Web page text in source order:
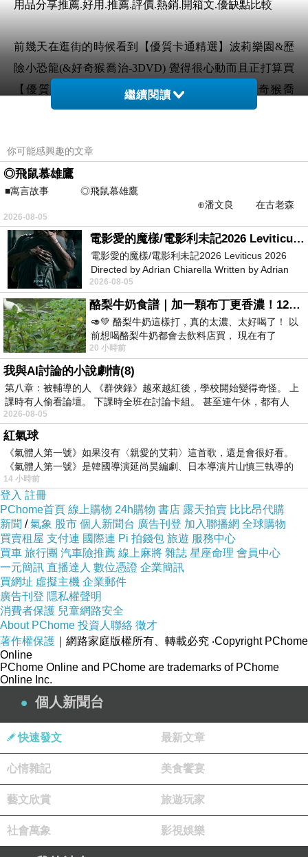
用品分享推薦.好用.推薦.評價.熱銷.開箱文.優缺點比較
前幾天在逛街的時候看到【優質卡通精選】波莉樂園&歷
險小恐龍(&好奇猴喬治-3DVD) 覺得很心動而且正打算買
【優質卡通精選】波莉樂園&歷險小恐龍(&好奇猴喬
治-3DVD)
但是我想【優質卡通精選】波莉樂園&歷險小恐龍(&好奇
猴喬治-3DVD) 在網路上買應該會比較便宜，【優質卡通
精選】波莉樂園&歷險小恐龍(&好奇猴喬治-3DVD)而且24
小時都能買，上網慢慢挑選，不用等店家開門也不用看店
員臉色
想要購買【優質卡通精選】波莉樂園&歷險小恐
龍(&好奇猴喬治-3DVD)已經想很多天了!也求助
谷哥大神 發現【優質卡通精選】波莉樂園&歷險
小恐龍(&好奇猴喬治-3DVD)的評價真的不錯想想
哪裡買最便宜.心得文.試用文.分享文行李箱/旅遊
用品分享推薦.好用.推薦.評價.熱銷.開箱文.優缺
點比較
最後選擇在這購買【優質卡通精選】波莉樂園&
歷險小恐龍(&好奇猴喬治-3DVD) 的原因,是因為
比較有保障,也不會遇到詐騙集團,所以才選擇在
這購入
更多資料、資訊參考分享↓↓↓
繼續閱讀
你可能感興趣的文章
◎飛鼠慕雄鷹
■寓言故事 ◎飛鼠慕雄鷹
⊕潘文良 在古老森
林的底層，住著一隻小飛鼠
2026-08-05
電影愛的魔樣/電影利未記2026 Leviticus 2026
電影愛的魔樣/電影利未記2026 Leviticus 2026
Directed by Adrian Chiarella Written by Adrian
Chiarella Starring Joe Bird
2026-08-05
酪梨牛奶食譜｜加一顆布丁更香濃！120秒完成飲料店級酪梨奶昔｜imami 旗艦豆漿機
🥑💚 酪梨牛奶這樣打，真的太濃、太好喝了！ 以
前想喝酪梨牛奶都會去飲料店買， 現在有了
imami 健康煮藝｜旗艦破壁智慧養生豆漿機，
20 小時前
我與AI討論的小說劇情(8)
第八章：被輔導的人 《群俠錄》越來越紅後，學校開始變得奇怪。 上
課時有人偷看論壇。 下課時全班在討論卡組。 甚至連午休，都有人
2026-08-05
紅氣球
《氣體人第一號》如果沒有〈親愛的艾莉〉這首歌，還是會很好看。
《氣體人第一號》是韓國導演延尚昊編劇、日本導演片山慎三執導的
14 小時前
登入 註冊
PChome首頁 線上購物 24h購物 書店 露天拍賣 比比昂代購
新聞 /氣象 股市 個人新聞台 廣告刊登 加入聯播網 全球購物
買賣租屋 支付連 國際連 Pi 拍錢包 旅遊 服務中心
買車 旅行團 汽車險推薦 線上麻將 雜誌 星座命理 會員中心
一元簡訊 直播達人 數位憑證 企業簡訊
買網址 虛擬主機 企業郵件
廣告刊登 隱私權聲明
消費者保護 兒童網路安全
About PChome 投資人聯絡 徵才
著作權保護 ｜網路家庭版權所有、轉載必究 ‧Copyright PChome
Online
PChome Online and PChome are trademarks of PChome
Online Inc.
個人新聞台
快速發文 最新文章
心情雜記 美食饗宴
藝文欣賞 旅遊玩家
社會萬象 影視娛樂